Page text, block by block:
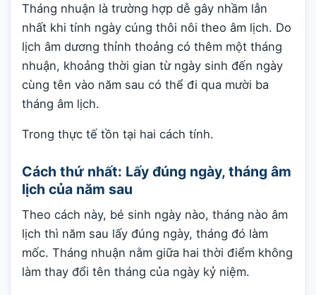
Tháng nhuận là trường hợp dễ gây nhầm lẫn
nhất khi tính ngày cúng thôi nôi theo âm lịch. Do
lịch âm dương thỉnh thoảng có thêm một tháng
nhuận, khoảng thời gian từ ngày sinh đến ngày
cùng tên vào năm sau có thể đi qua mười ba
tháng âm lịch.
Trong thực tế tồn tại hai cách tính.
Cách thứ nhất: Lấy đúng ngày, tháng âm
lịch của năm sau
Theo cách này, bé sinh ngày nào, tháng nào âm
lịch thì năm sau lấy đúng ngày, tháng đó làm
mốc. Tháng nhuận nằm giữa hai thời điểm không
làm thay đổi tên tháng của ngày kỷ niệm.